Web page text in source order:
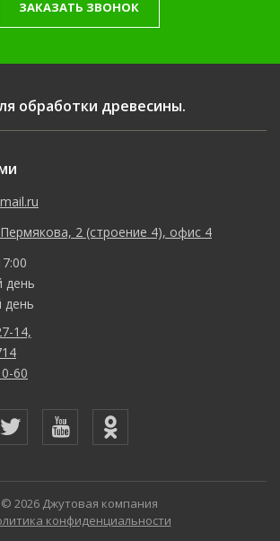
ЗАКАЗАТЬ ЗВОНОК
обработки древесины.
2 (строение 4), офис 4
день
день
14,
60
© 2026 Джутовая компания
конфиденциальности